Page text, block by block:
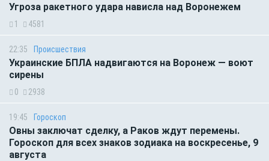
Угроза ракетного удара нависла над Воронежем
1 4581
22:35 Происшествия
Украинские БПЛА надвигаются на Воронеж — воют
сирены
0 2938
19:45 Гороскоп
Овны заключат сделку, а Раков ждут перемены.
Гороскоп для всех знаков зодиака на воскресенье, 9
августа